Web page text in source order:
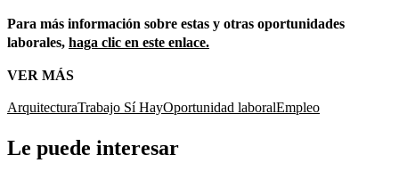
Para más información sobre estas y otras oportunidades
laborales, haga clic en este enlace.
VER MÁS
ArquitecturaTrabajo Sí HayOportunidad laboralEmpleo
Le puede interesar